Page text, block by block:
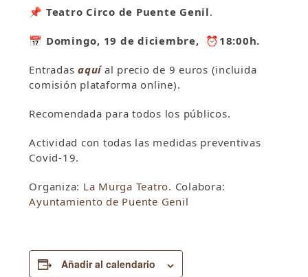
📌 Teatro Circo de Puente Genil.
📅 Domingo, 19 de diciembre, ⏰18:00h.
Entradasaquí al precio de 9 euros (incluida
comisión plataforma online).
Recomendada para todos los públicos.
Actividad con todas las medidas preventivas
Covid-19.
Organiza: La Murga Teatro. Colabora:
Ayuntamiento de Puente Genil
Añadir al calendario